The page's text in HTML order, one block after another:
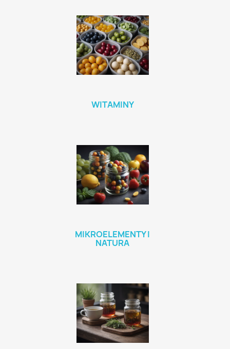
WITAMINY
MIKROELEMENTY I
NATURA